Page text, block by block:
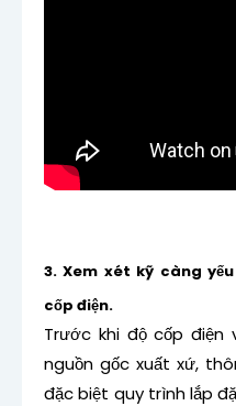
3. Xem xét kỹ càng
cốp điện.
Trước khi độ cốp điện
nguồn gốc xuất xứ,
đặc biệt quy trình lắp